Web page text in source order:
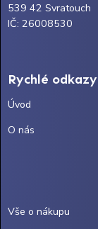
539 42 Svratouch
IČ: 26008530
Rychlé odkazy
Úvod
O nás
Vše o nákupu